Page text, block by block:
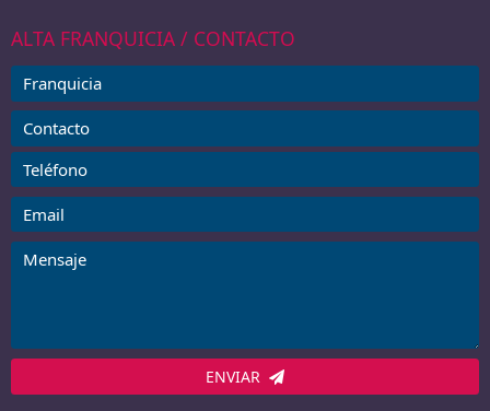
ALTA FRANQUICIA / CONTACTO
ENVIAR